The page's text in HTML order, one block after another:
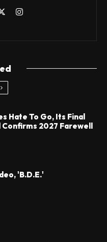
Hate To Go, Its Final
Confirms 2027 Farewell
'B.D.E.'